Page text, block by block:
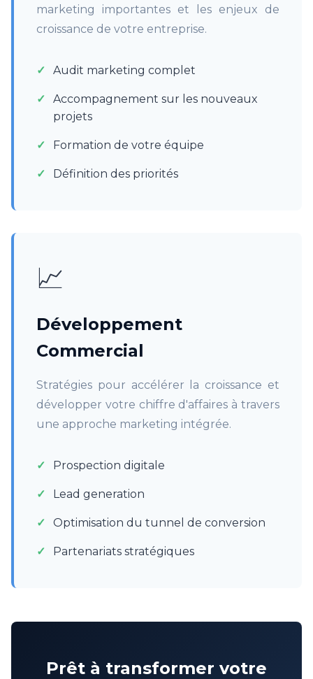
marketing importantes et les enjeux de
croissance de votre entreprise.
Audit marketing complet
Accompagnement sur les nouveaux
projets
Formation de votre équipe
Définition des priorités
📈
Développement
Commercial
Stratégies pour accélérer la croissance et
développer votre chiffre d'affaires à travers
une approche marketing intégrée.
Prospection digitale
Lead generation
Optimisation du tunnel de conversion
Partenariats stratégiques
Prêt à transformer votre